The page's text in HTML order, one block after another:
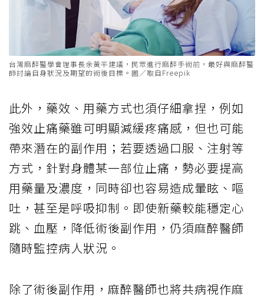
台灣麻醉醫學會理事長余黃平建議，民眾進行麻醉手術前，最好與麻醉醫
師討論自身狀況及期望的術後目標。圖／取自Freepik
此外，藥效、用藥方式也須仔細拿捏，例如
強效止痛藥雖可明顯減緩疼痛感，但也可能
帶來潛在的副作用；若要透過口服、注射等
方式，針對身體某一部位止痛，勢必要提高
用藥量及濃度，同時卻也容易造成暈眩、嘔
吐，甚至是呼吸抑制。即使新藥較能穩定心
跳、血壓，降低術後副作用，仍須麻醉醫師
隨時監控病人狀況。
除了術後副作用，麻醉醫師也將共病視作麻